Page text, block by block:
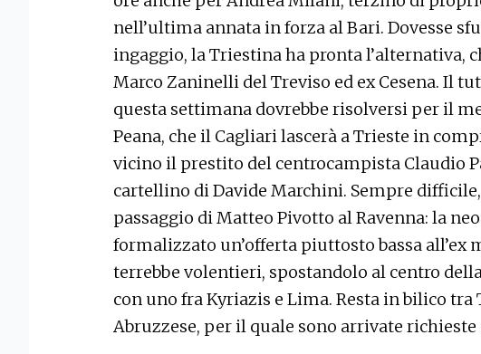
nell’ultima annata in forza al Bari. Dovesse
ingaggio, la Triestina ha pronta l’alternativa,
Marco Zaninelli del Treviso ed ex Cesena. Il
questa settimana dovrebbe risolversi per il
Peana, che il Cagliari lascerà a Trieste in
vicino il prestito del centrocampista Claudio
cartellino di Davide Marchini. Sempre
passaggio di Matteo Pivotto al Ravenna: la
formalizzato un’offerta piuttosto bassa all’ex
terrebbe volentieri, spostandolo al centro
con uno fra Kyriazis e Lima. Resta in bilico
Abruzzese, per il quale sono arrivate richieste